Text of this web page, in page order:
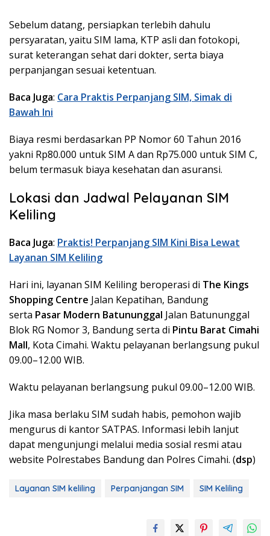
Sebelum datang, persiapkan terlebih dahulu
persyaratan, yaitu SIM lama, KTP asli dan fotokopi,
surat keterangan sehat dari dokter, serta biaya
perpanjangan sesuai ketentuan.
Baca Juga: Cara Praktis Perpanjang SIM, Simak di
Bawah Ini
Biaya resmi berdasarkan PP Nomor 60 Tahun 2016
yakni Rp80.000 untuk SIM A dan Rp75.000 untuk SIM C,
belum termasuk biaya kesehatan dan asuransi.
Lokasi dan Jadwal Pelayanan SIM
Keliling
Baca Juga: Praktis! Perpanjang SIM Kini Bisa Lewat
Layanan SIM Keliling
Hari ini, layanan SIM Keliling beroperasi di The Kings
Shopping Centre Jalan Kepatihan, Bandung
serta Pasar Modern Batununggal Jalan Batununggal
Blok RG Nomor 3, Bandung serta di Pintu Barat Cimahi
Mall, Kota Cimahi. Waktu pelayanan berlangsung pukul
09.00–12.00 WIB.
Waktu pelayanan berlangsung pukul 09.00–12.00 WIB.
Jika masa berlaku SIM sudah habis, pemohon wajib
mengurus di kantor SATPAS. Informasi lebih lanjut
dapat mengunjungi melalui media sosial resmi atau
website Polrestabes Bandung dan Polres Cimahi. (dsp)
Layanan SIM keliling Perpanjangan SIM SIM Keliling